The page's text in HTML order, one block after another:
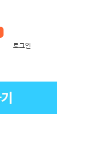
로그인